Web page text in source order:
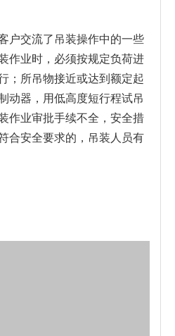
户交流了吊装操作中的一些
作业时，必须按规定负荷进
；所吊物接近或达到额定起
动器，用低高度短行程试吊
作业审批手续不全，安全措
合安全要求的，吊装人员有